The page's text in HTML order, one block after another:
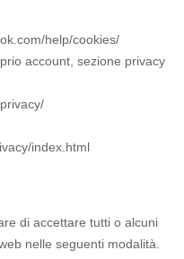
help/cookies/
account, sezione privacy
index.html
di accettare tutti o alcuni
nelle seguenti modalità.